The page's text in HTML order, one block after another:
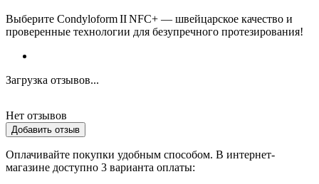
Выберите Condyloform II NFC+ — швейцарское качество и
проверенные технологии для безупречного протезирования!
Загрузка отзывов...
Нет отзывов
Добавить отзыв
Оплачивайте покупки удобным способом. В интернет-
магазине доступно 3 варианта оплаты: